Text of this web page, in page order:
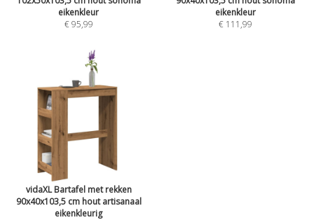
eikenkleur
€ 95,99
eikenkleur
€ 111,99
vidaXL Bartafel met rekken
90x40x103,5 cm hout artisanaal
eikenkleurig